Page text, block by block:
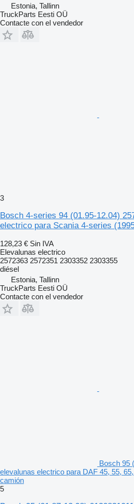
Estonia, Tallinn
TruckParts Eesti OÜ
Contacte con el vendedor
3
Bosch 4-series 94 (01.95-12.04)
electrico para Scania 4-series
128,23 € Sin IVA
Elevalunas electrico
2572363 2572351 2303352 2303355
diésel
Estonia, Tallinn
TruckParts Eesti OÜ
Contacte con el vendedor
Bosch 95
elevalunas electrico para DAF 45, 55,
camión
5